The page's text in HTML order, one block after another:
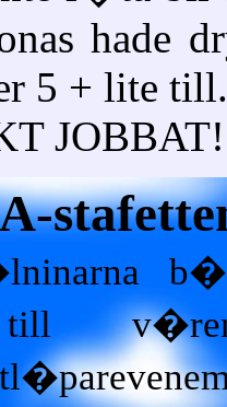
hade
5 + lite
JOBBAT!